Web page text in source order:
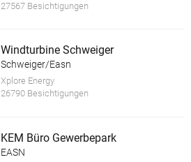
27567 Besichtigungen
Windturbine Schweiger
Schweiger/Easn
Xplore Energy
26790 Besichtigungen
KEM Büro Gewerbepark
EASN